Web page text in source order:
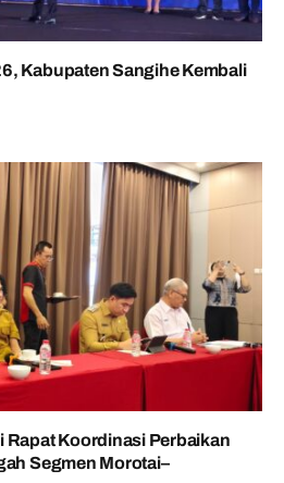
Kabupaten Sangihe Kembali
Rapat Koordinasi Perbaikan
Segmen Morotai–